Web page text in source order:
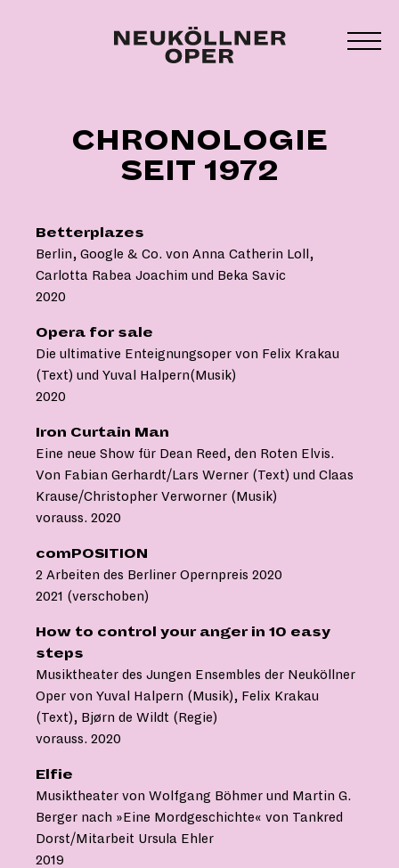
CHRONOLOGIE
SEIT 1972
Betterplazes
Berlin, Google & Co. von Anna Catherin Loll,
Carlotta Rabea Joachim und Beka Savic
2020
Opera for sale
Die ultimative Enteignungsoper von Felix Krakau
(Text) und Yuval Halpern(Musik)
2020
Iron Curtain Man
Eine neue Show für Dean Reed, den Roten Elvis.
Von Fabian Gerhardt/Lars Werner (Text) und Claas
Krause/Christopher Verworner (Musik)
vorauss. 2020
comPOSITION
2 Arbeiten des Berliner Opernpreis 2020
2021 (verschoben)
How to control your anger in 10 easy
steps
Musiktheater des Jungen Ensembles der Neuköllner
Oper von Yuval Halpern (Musik), Felix Krakau
(Text), Bjørn de Wildt (Regie)
vorauss. 2020
Elfie
Musiktheater von Wolfgang Böhmer und Martin G.
Berger nach »Eine Mordgeschichte« von Tankred
Dorst/Mitarbeit Ursula Ehler
2019